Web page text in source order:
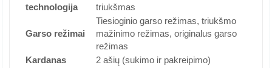
technologija
triukšmas
Garso režimai
Tiesioginio garso režimas, triukšmo
mažinimo režimas, originalus garso
režimas
Kardanas
2 ašių (sukimo ir pakreipimo)